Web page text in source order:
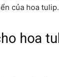
của hoa tulip.
hoa